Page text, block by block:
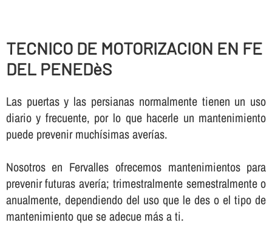
TECNICO DE MOTORIZACION EN FE
DEL PENEDèS
Las puertas y las persianas normalmente tienen un uso
diario y frecuente, por lo que hacerle un mantenimiento
puede prevenir muchí­simas averí­as.
Nosotros en Fervalles ofrecemos mantenimientos para
prevenir futuras averí­a; trimestralmente semestralmente o
anualmente, dependiendo del uso que le des o el tipo de
mantenimiento que se adecue más a ti.